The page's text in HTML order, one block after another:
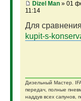
Dizel Man» 01
11:14
Для
kupit-s-
Дизельный Мастер.
передач, полные
наддув всех сапунов,